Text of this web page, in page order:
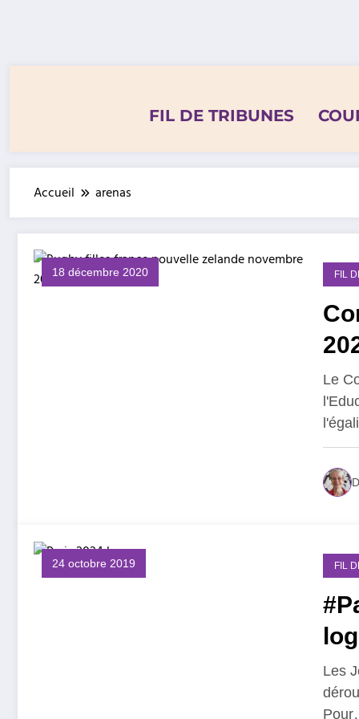
FIL DE TRIBUNES
Accueil arenas
18 décembre 2020 FIL
Le
24 octobre 2019 FIL
Les